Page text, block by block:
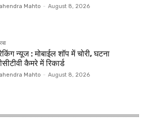
Mahto - August 8, 2026
न्यूज : मोबाईल शॉप में चोरी, घटना
कैमरे में रिकार्ड
Mahto - August 8, 2026